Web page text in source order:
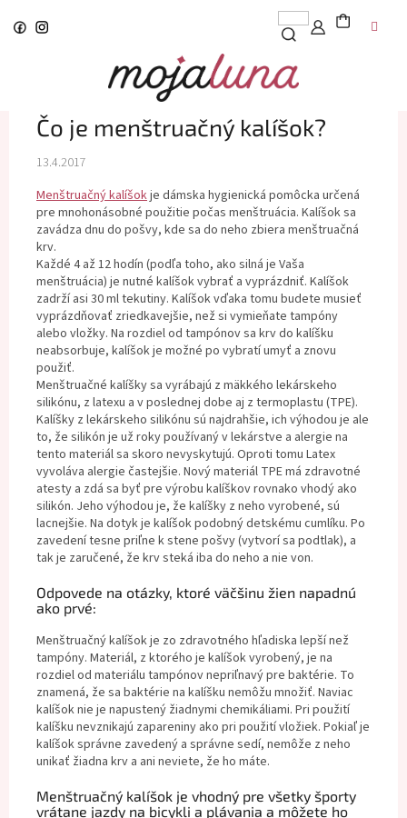
Čo je menštruačný kalíšok?
13.4.2017
Menštruačný kalíšokje dámska hygienická pomôcka určená
pre mnohonásobné použitie počas menštruácia. Kalíšok sa
zavádza dnu do pošvy, kde sa do neho zbiera menštruačná
krv.
Každé 4 až 12 hodín (podľa toho, ako silná je Vaša
menštruácia) je nutné kalíšok vybrať a vyprázdniť. Kalíšok
zadrží asi 30 ml tekutiny. Kalíšok vďaka tomu budete musieť
vyprázdňovať zriedkavejšie, než si vymieňate tampóny
alebo vložky. Na rozdiel od tampónov sa krv do kalíšku
neabsorbuje, kalíšok je možné po vybratí umyť a znovu
použiť.
Menštruačné kalíšky sa vyrábajú z mäkkého lekárskeho
silikónu, z latexu a v poslednej dobe aj z termoplastu (TPE).
Kalíšky z lekárskeho silikónu sú najdrahšie, ich výhodou je ale
to, že silikón je už roky používaný v lekárstve a alergie na
tento materiál sa skoro nevyskytujú. Oproti tomu Latex
vyvoláva alergie častejšie. Nový materiál TPE má zdravotné
atesty a zdá sa byť pre výrobu kalíškov rovnako vhodý ako
silikón. Jeho výhodou je, že kalíšky z neho vyrobené, sú
lacnejšie. Na dotyk je kalíšok podobný detskému cumlíku. Po
zavedení tesne priľne k stene pošvy (vytvorí sa podtlak), a
tak je zaručené, že krv steká iba do neho a nie von.
Odpovede na otázky, ktoré väčšinu žien napadnú
ako prvé:
Menštruačný kalíšok je zo zdravotného hľadiska lepší než
tampóny. Materiál, z ktorého je kalíšok vyrobený, je na
rozdiel od materiálu tampónov nepriľnavý pre baktérie. To
znamená, že sa baktérie na kalíšku nemôžu množiť. Naviac
kalíšok nie je napustený žiadnymi chemikáliami. Pri použití
kalíšku nevznikajú zapareniny ako pri použití vložiek. Pokiaľ je
kalíšok správne zavedený a správne sedí, nemôže z neho
unikať žiadna krv a ani neviete, že ho máte.
Menštruačný kalíšok je vhodný pre všetky športy
vrátane jazdy na bicykli a plávania a môžete ho